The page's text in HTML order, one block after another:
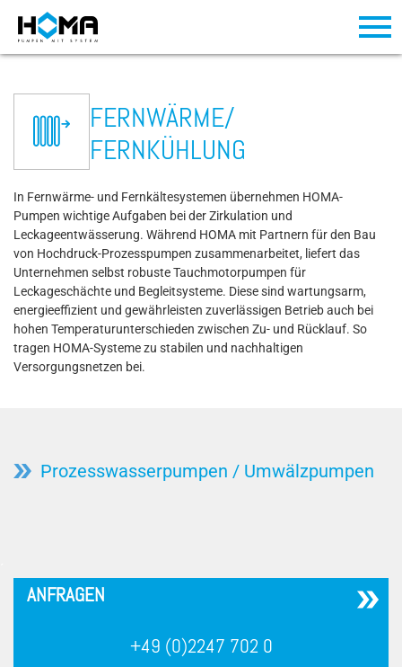
FERNWÄRME/
FERNKÜHLUNG
In Fernwärme- und Fernkältesystemen übernehmen HOMA-
Pumpen wichtige Aufgaben bei der Zirkulation und
Leckageentwässerung. Während HOMA mit Partnern für den Bau
von Hochdruck-Prozesspumpen zusammenarbeitet, liefert das
Unternehmen selbst robuste Tauchmotorpumpen für
Leckageschächte und Begleitsysteme. Diese sind wartungsarm,
energieeffizient und gewährleisten zuverlässigen Betrieb auch bei
hohen Temperaturunterschieden zwischen Zu- und Rücklauf. So
tragen HOMA-Systeme zu stabilen und nachhaltigen
Versorgungsnetzen bei.
Prozesswasserpumpen / Umwälzpumpen
ANFRAGEN
+49 (0)2247 702 0